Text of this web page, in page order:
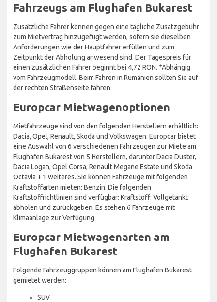
Fahrzeugs am Flughafen Bukarest
Zusätzliche Fahrer können gegen eine tägliche Zusatzgebühr
zum Mietvertrag hinzugefügt werden, sofern sie dieselben
Anforderungen wie der Hauptfahrer erfüllen und zum
Zeitpunkt der Abholung anwesend sind. Der Tagespreis für
einen zusätzlichen Fahrer beginnt bei 4,72 RON. *Abhängig
vom Fahrzeugmodell. Beim Fahren in Rumänien sollten Sie auf
der rechten Straßenseite fahren.
Europcar Mietwagenoptionen
Mietfahrzeuge sind von den folgenden Herstellern erhältlich:
Dacia, Opel, Renault, Skoda und Volkswagen. Europcar bietet
eine Auswahl von 6 verschiedenen Fahrzeugen zur Miete am
Flughafen Bukarest von 5 Herstellern, darunter Dacia Duster,
Dacia Logan, Opel Corsa, Renault Megane Estate und Skoda
Octavia + 1 weiteres. Sie können Fahrzeuge mit folgenden
Kraftstoffarten mieten: Benzin. Die folgenden
Kraftstoffrichtlinien sind verfügbar: Kraftstoff: Vollgetankt
abholen und zurückgeben. Es stehen 6 Fahrzeuge mit
Klimaanlage zur Verfügung.
Europcar Mietwagenarten am
Flughafen Bukarest
Folgende Fahrzeuggruppen können am Flughafen Bukarest
gemietet werden:
SUV